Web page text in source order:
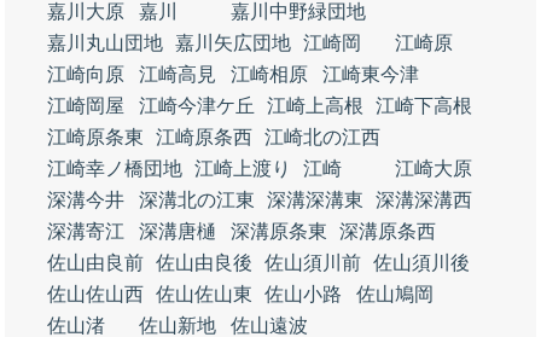
嘉川大原
嘉川
嘉川中野緑団地
嘉川丸山団地 嘉川矢広団地 江崎岡
江崎原
江崎向原
江崎高見 江崎相原
江崎東今津
江崎岡屋
江崎今津ケ丘 江崎上高根
江崎下高根
江崎原条東
江崎原条西 江崎北の江西
江崎幸ノ橋団地 江崎上渡り 江崎
江崎大原
深溝今井
深溝北の江東 深溝深溝東
深溝深溝西
深溝寄江
深溝唐樋 深溝原条東
深溝原条西
佐山由良前 佐山由良後 佐山須川前 佐山須川後
佐山佐山西 佐山佐山東 佐山小路
佐山鳩岡
佐山渚
佐山新地
佐山遠波